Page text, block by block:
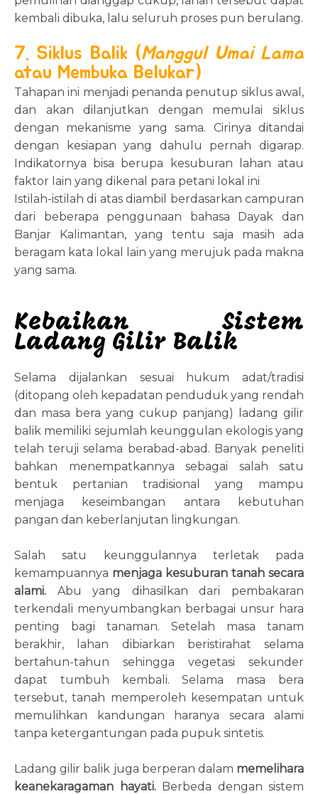
kembali dibuka, lalu seluruh proses pun berulang.
7. Siklus Balik (Manggul Umai Lama
atau Membuka Belukar)
Tahapan ini menjadi penanda penutup siklus awal,
dan akan dilanjutkan dengan memulai siklus
dengan mekanisme yang sama. Cirinya ditandai
dengan kesiapan yang dahulu pernah digarap.
Indikatornya bisa berupa kesuburan lahan atau
faktor lain yang dikenal para petani lokal ini
Istilah-istilah di atas diambil berdasarkan campuran
dari beberapa penggunaan bahasa Dayak dan
Banjar Kalimantan, yang tentu saja masih ada
beragam kata lokal lain yang merujuk pada makna
yang sama.
Kebaikan Sistem
Ladang Gilir Balik
Selama dijalankan sesuai hukum adat/tradisi
(ditopang oleh kepadatan penduduk yang rendah
dan masa bera yang cukup panjang) ladang gilir
balik memiliki sejumlah keunggulan ekologis yang
telah teruji selama berabad-abad. Banyak peneliti
bahkan menempatkannya sebagai salah satu
bentuk pertanian tradisional yang mampu
menjaga keseimbangan antara kebutuhan
pangan dan keberlanjutan lingkungan.
Salah satu keunggulannya terletak pada
kemampuannya menjaga kesuburan tanah secara
alami. Abu yang dihasilkan dari pembakaran
terkendali menyumbangkan berbagai unsur hara
penting bagi tanaman. Setelah masa tanam
berakhir, lahan dibiarkan beristirahat selama
bertahun-tahun sehingga vegetasi sekunder
dapat tumbuh kembali. Selama masa bera
tersebut, tanah memperoleh kesempatan untuk
memulihkan kandungan haranya secara alami
tanpa ketergantungan pada pupuk sintetis.
Ladang gilir balik juga berperan dalam memelihara
keanekaragaman hayati.Berbeda dengan sistem